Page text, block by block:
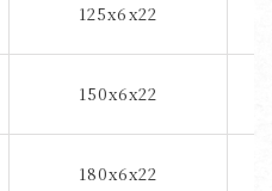
125x6x22
150x6x22
180x6x22